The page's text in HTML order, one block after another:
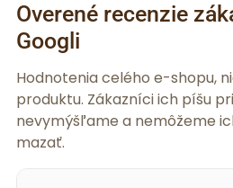
Overené recenzie
Googli
Hodnotenia celého e-shopu,
produktu. Zákazníci ich píšu
nevymýšľame a nemôžeme
mazať.